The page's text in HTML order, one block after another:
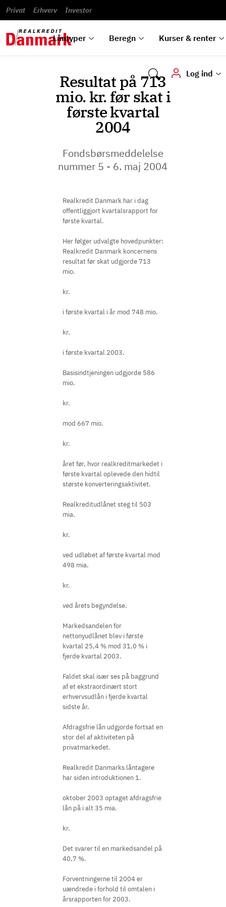
Privat Erhverv Investor
Låntyper Beregn Kurser & renter
Log ind
til bolig
Alle
låntyper
omlægning
Se alle
beregnere
Renteprognose
Bestil
kursovervågning
rentetilpasning
vilkår
Blanketter
Samarbejdspartnere
guides
hvad
vi kan
tilbyde
Resultat på 713
mio. kr. før skat i
første kvartal
2004
Fondsbørsmeddelelse
nummer 5 - 6. maj 2004
Realkredit Danmark har i dag
offentliggjort kvartalsrapport for
første kvartal.
Her følger udvalgte hovedpunkter:
Realkredit Danmark koncernens
resultat før skat udgjorde 713
mio.
kr.
i første kvartal i år mod 748 mio.
kr.
i første kvartal 2003.
Basisindtjeningen udgjorde 586
mio.
kr.
mod 667 mio.
kr.
året før, hvor realkreditmarkedet i
første kvartal oplevede den hidtil
største konverteringsaktivitet.
Realkreditudlånet steg til 503
mia.
kr.
ved udløbet af første kvartal mod
498 mia.
kr.
ved årets begyndelse.
Markedsandelen for
nettonyudlånet blev i første
kvartal 25,4 % mod 31,0 % i
fjerde kvartal 2003.
Faldet skal især ses på baggrund
af et ekstraordinært stort
erhvervsudlån i fjerde kvartal
sidste år.
Afdragsfrie lån udgjorde fortsat en
stor del af aktiviteten på
privatmarkedet.
Realkredit Danmarks låntagere
har siden introduktionen 1.
oktober 2003 optaget afdragsfrie
lån på i alt 35 mia.
kr.
Det svarer til en markedsandel på
40,7 %.
Forventningerne til 2004 er
uændrede i forhold til omtalen i
årsrapporten for 2003.